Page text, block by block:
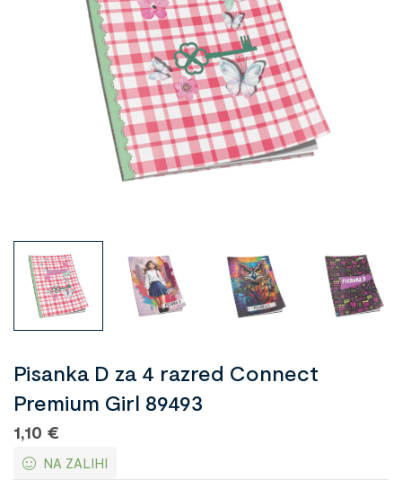
Pisanka D za 4 razred Connect
Premium Girl 89493
1,10 €
NA ZALIHI